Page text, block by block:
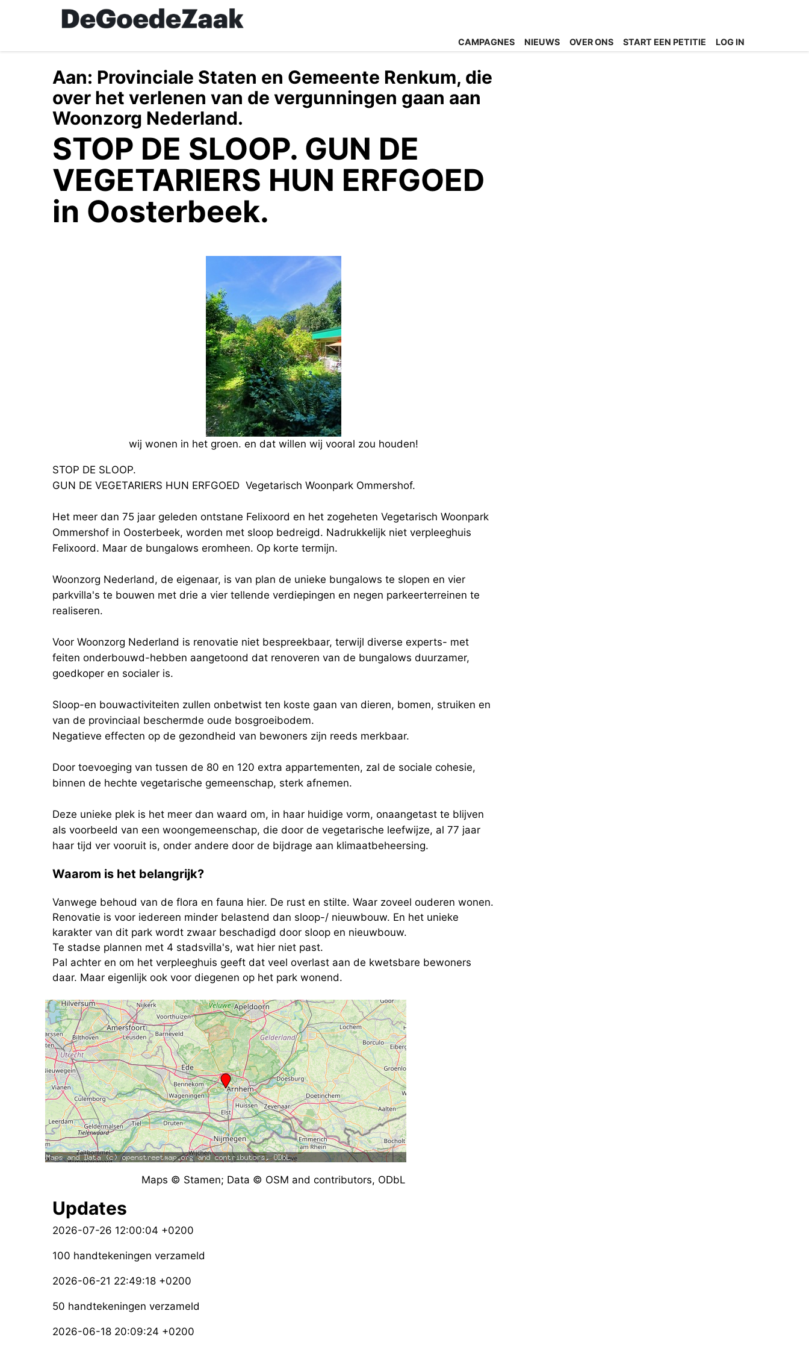
content
CAMPAGNES NIEUWS OVER ONS START EEN PETITIE LOG IN
Aan: Provinciale Staten en Gemeente Renkum, die
over het verlenen van de vergunningen gaan aan
Woonzorg Nederland.
STOP DE SLOOP. GUN DE
VEGETARIERS HUN ERFGOED
in Oosterbeek.
wij wonen in het groen. en dat willen wij vooral zou houden!
STOP DE SLOOP.
GUN DE VEGETARIERS HUN ERFGOED Vegetarisch Woonpark Ommershof.
Het meer dan 75 jaar geleden ontstane Felixoord en het zogeheten Vegetarisch Woonpark
Ommershof in Oosterbeek, worden met sloop bedreigd. Nadrukkelijk niet verpleeghuis
Felixoord. Maar de bungalows eromheen. Op korte termijn.
Woonzorg Nederland, de eigenaar, is van plan de unieke bungalows te slopen en vier
parkvilla's te bouwen met drie a vier tellende verdiepingen en negen parkeerterreinen te
realiseren.
Voor Woonzorg Nederland is renovatie niet bespreekbaar, terwijl diverse experts- met
feiten onderbouwd-hebben aangetoond dat renoveren van de bungalows duurzamer,
goedkoper en socialer is.
Sloop-en bouwactiviteiten zullen onbetwist ten koste gaan van dieren, bomen, struiken en
van de provinciaal beschermde oude bosgroeibodem.
Negatieve effecten op de gezondheid van bewoners zijn reeds merkbaar.
Door toevoeging van tussen de 80 en 120 extra appartementen, zal de sociale cohesie,
binnen de hechte vegetarische gemeenschap, sterk afnemen.
Deze unieke plek is het meer dan waard om, in haar huidige vorm, onaangetast te blijven
als voorbeeld van een woongemeenschap, die door de vegetarische leefwijze, al 77 jaar
haar tijd ver vooruit is, onder andere door de bijdrage aan klimaatbeheersing.
Waarom is het belangrijk?
Vanwege behoud van de flora en fauna hier. De rust en stilte. Waar zoveel ouderen wonen.
Renovatie is voor iedereen minder belastend dan sloop-/ nieuwbouw. En het unieke
karakter van dit park wordt zwaar beschadigd door sloop en nieuwbouw.
Te stadse plannen met 4 stadsvilla's, wat hier niet past.
Pal achter en om het verpleeghuis geeft dat veel overlast aan de kwetsbare bewoners
daar. Maar eigenlijk ook voor diegenen op het park wonend.
Maps © Stamen; Data © OSM and contributors, ODbL
Updates
2026-07-26 12:00:04 +0200
100 handtekeningen verzameld
2026-06-21 22:49:18 +0200
50 handtekeningen verzameld
2026-06-18 20:09:24 +0200